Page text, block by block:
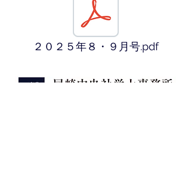
２０２５年８・９月号.pdf